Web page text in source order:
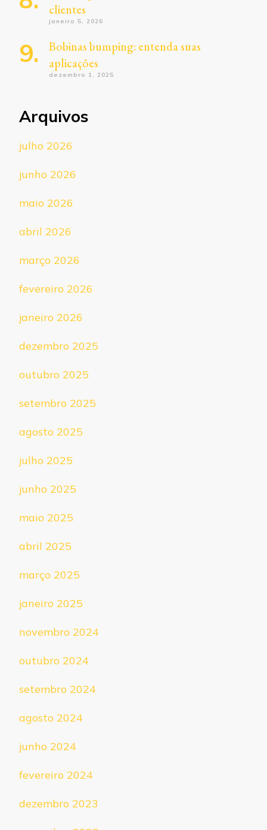
clientes
janeiro 5, 2026
Bobinas bumping: entenda suas
aplicações
dezembro 1, 2025
Arquivos
julho 2026
junho 2026
maio 2026
abril 2026
março 2026
fevereiro 2026
janeiro 2026
dezembro 2025
outubro 2025
setembro 2025
agosto 2025
julho 2025
junho 2025
maio 2025
abril 2025
março 2025
janeiro 2025
novembro 2024
outubro 2024
setembro 2024
agosto 2024
junho 2024
fevereiro 2024
dezembro 2023